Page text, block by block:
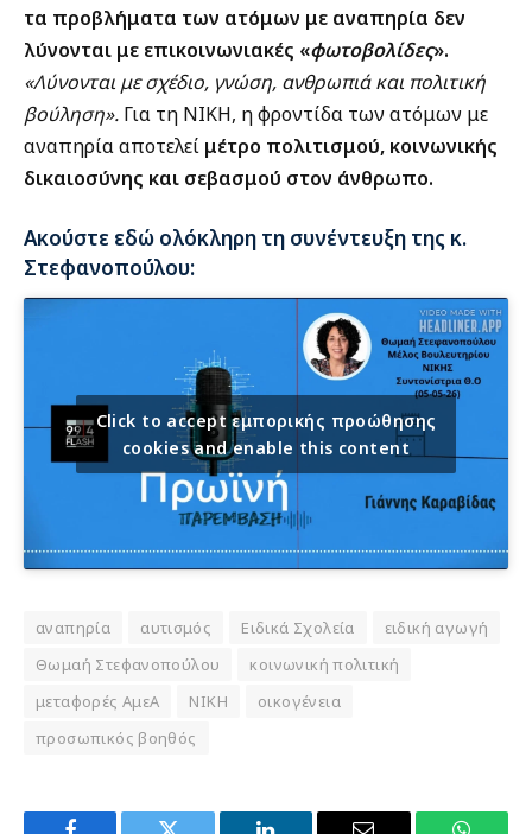
τα προβλήματα των ατόμων με αναπηρία δεν
λύνονται με επικοινωνιακές «φωτοβολίδες».
«Λύνονται με σχέδιο, γνώση, ανθρωπιά και πολιτική
βούληση». Για τη ΝΙΚΗ, η φροντίδα των ατόμων με
αναπηρία αποτελεί μέτρο πολιτισμού, κοινωνικής
δικαιοσύνης και σεβασμού στον άνθρωπο.
Ακούστε εδώ ολόκληρη τη συνέντευξη της κ.
Στεφανοπούλου:
Click to accept εμπορικής προώθησης
cookies and enable this content
αναπηρία αυτισμός Ειδικά Σχολεία
ειδική αγωγή
Θωμαή Στεφανοπούλου
κοινωνική πολιτική
μεταφορές ΑμεΑ
ΝΙΚΗ
οικογένεια
προσωπικός βοηθός